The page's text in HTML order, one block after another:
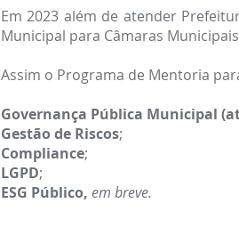
Em 2023 além de atender
Municipal para Câmaras
Assim o Programa de Mentoria
Governança Pública Municipal
Gestão de Riscos;
Compliance;
LGPD;
ESG Público, em breve.